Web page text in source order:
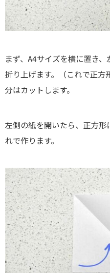
まず、A4サイズを横に置き
折り上げます。（これで正
分はカットします。
左側の紙を開いたら、正方形
れで作ります。